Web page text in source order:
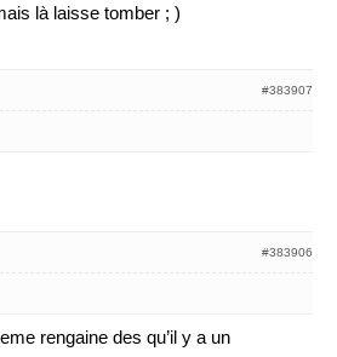
là laisse tomber ; )
#383907
#383906
rengaine des qu’il y a un